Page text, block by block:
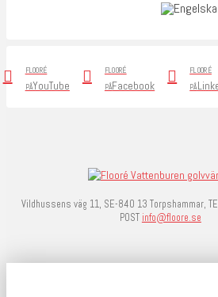
FLOORÉ
PÅYouTube
FLOORÉ
PÅFacebook
FLOORÉ
PÅ
Vildhussens väg 11, SE-840 13 Torpshammar,
POST info@floore.se